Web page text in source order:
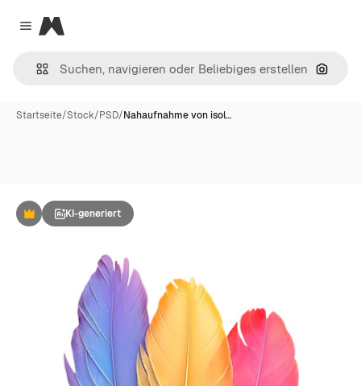
Close menu
Magnific
Nach
Startseite/Stock/PSD/Nahaufnahme von isol…
PremiumKI-generiert